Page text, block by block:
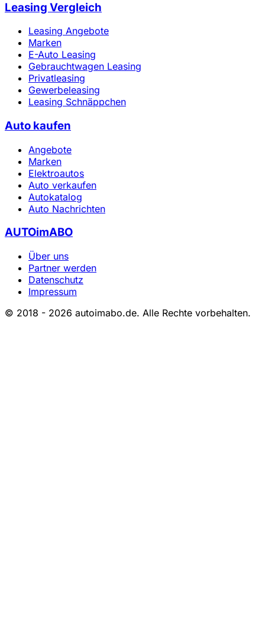
Leasing Vergleich
Leasing Angebote
Marken
E-Auto Leasing
Gebrauchtwagen Leasing
Privatleasing
Gewerbeleasing
Leasing Schnäppchen
Auto kaufen
Angebote
Marken
Elektroautos
Auto verkaufen
Autokatalog
Auto Nachrichten
AUTOimABO
Über uns
Partner werden
Datenschutz
Impressum
© 2018 - 2026 autoimabo.de. Alle Rechte vorbehalten.